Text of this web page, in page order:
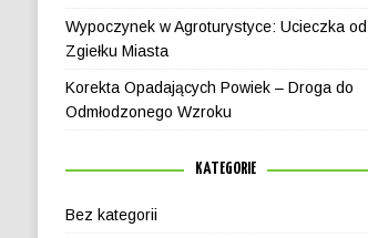
Wypoczynek w Agroturystyce: Ucieczka od
Zgiełku Miasta
Korekta Opadających Powiek – Droga do
Odmłodzonego Wzroku
KATEGORIE
Bez kategorii